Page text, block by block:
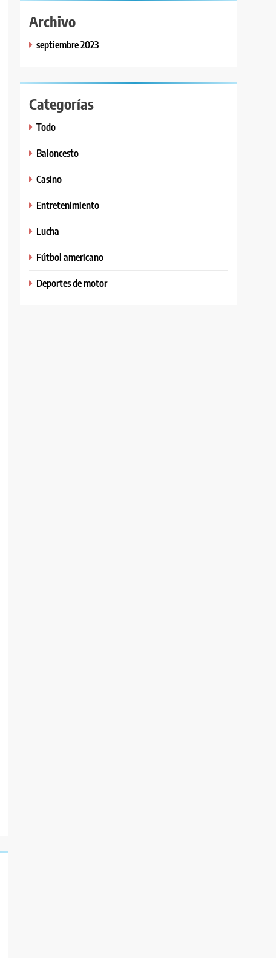
Archivo
septiembre 2023
Categorías
Todo
Baloncesto
Casino
Entretenimiento
Lucha
Fútbol americano
Deportes de motor